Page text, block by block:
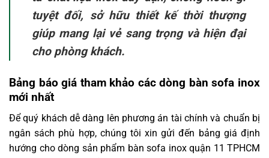
tuyệt đối, sở hữu thiết kế thời thượng
giúp mang lại vẻ sang trọng và hiện đại
cho phòng khách.
Bảng báo giá tham khảo các dòng bàn sofa inox
mới nhất
Để quý khách dễ dàng lên phương án tài chính và chuẩn bị
ngân sách phù hợp, chúng tôi xin gửi đến bảng giá định
hướng cho dòng sản phẩm bàn sofa inox quận 11 TPHCM